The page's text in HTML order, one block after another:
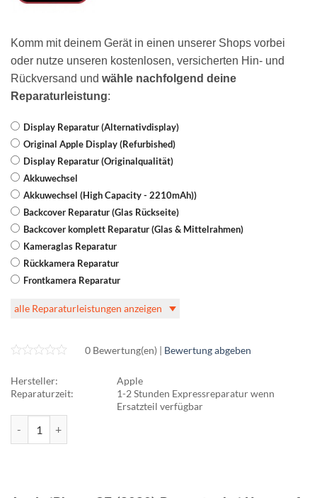
Komm mit deinem Gerät in einen unserer Shops vorbei
oder nutze unseren kostenlosen, versicherten Hin- und
Rückversand und wähle nachfolgend deine
Reparaturleistung:
Display Reparatur (Alternativdisplay)
Original Apple Display (Refurbished)
Display Reparatur (Originalqualität)
Akkuwechsel
Akkuwechsel (High Capacity - 2210mAh))
Backcover Reparatur (Glas Rückseite)
Backcover komplett Reparatur (Glas & Mittelrahmen)
Kameraglas Reparatur
Rückkamera Reparatur
Frontkamera Reparatur
alle Reparaturleistungen anzeigen
0 Bewertung(en) | Bewertung abgeben
Hersteller:
Apple
Reparaturzeit:
1-2 Stunden Expressreparatur wenn
Ersatzteil verfügbar